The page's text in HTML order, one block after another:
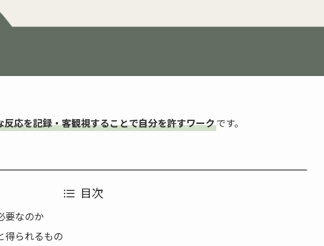
反応を記録・客観視することで自分を許すワークです。
目次
要なのか
得られるもの